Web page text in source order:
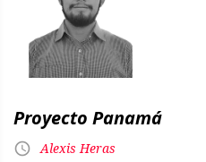
Proyecto Panamá
Alexis Heras